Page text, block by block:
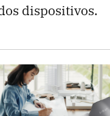
dispositivos.